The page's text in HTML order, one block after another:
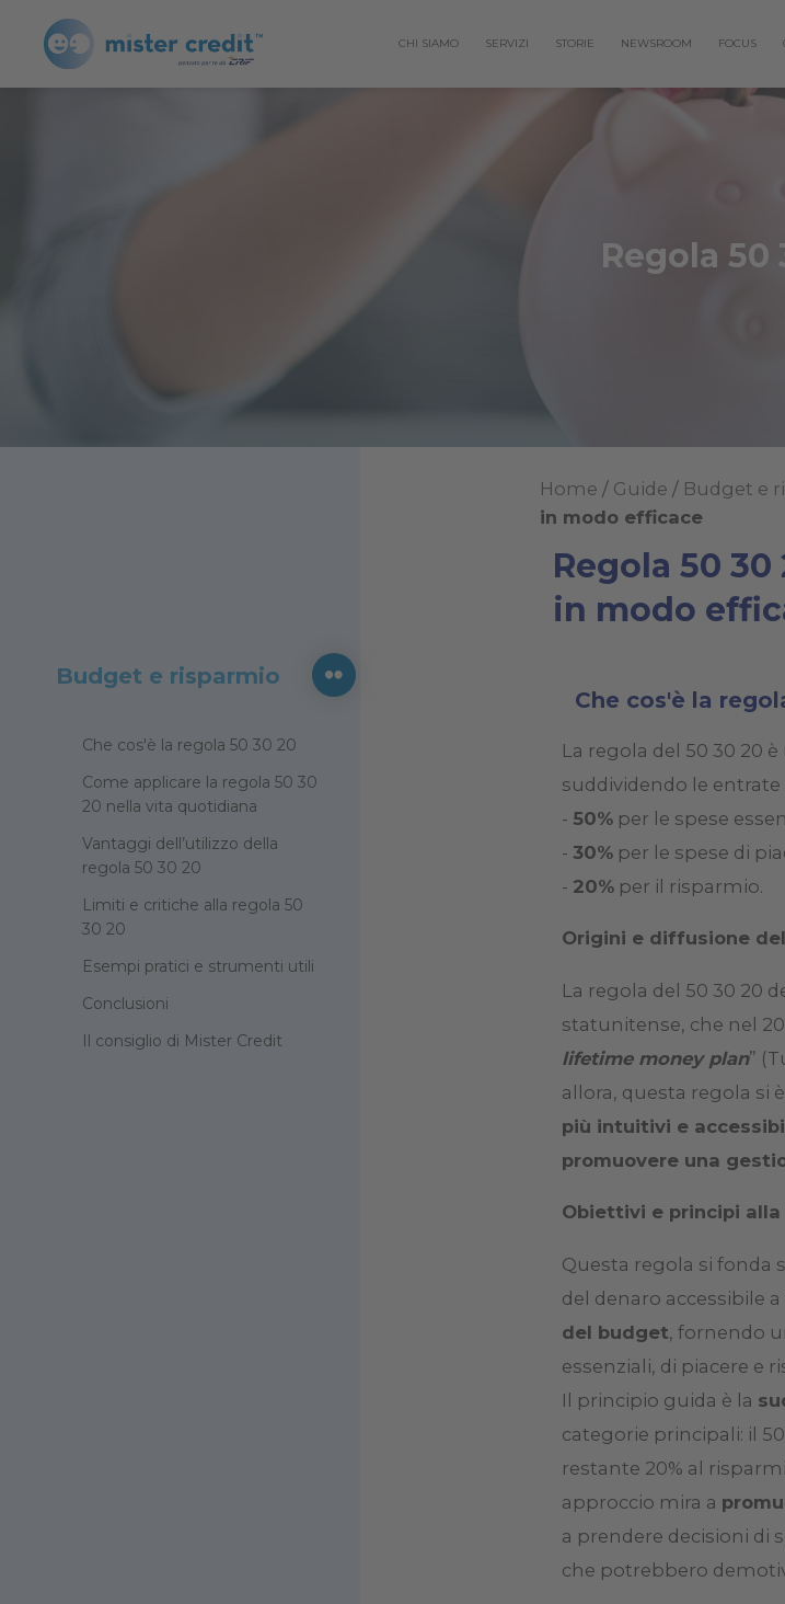
CHI SIAMO SERVIZI STORIE NEWSROOM FOCUS
Regola 50
Home / Guide / Budget e
in modo efficace
Regola 50
in modo
Budget e risparmio
Che cos'è la regola 50 30 20
Come applicare la regola 50 30
20 nella vita quotidiana
Vantaggi dell’utilizzo della
regola 50 30 20
Limiti e critiche alla regola 50
30 20
Esempi pratici e strumenti utili
Conclusioni
Il consiglio di Mister Credit
Che cos'è la
La regola del 50 30 20
suddividendo le
- 50% per le spese
- 30% per le spese di
- 20% per il risparmio.
Origini e diffusione
La regola del 50 30 20
statunitense, che nel
lifetime money plan”
allora, questa regola si
più intuitivi e
promuovere una
Obiettivi e principi alla
Questa regola si fonda
del denaro accessibile
del budget, fornendo
essenziali, di piacere e
Il principio guida è la
categorie principali: il
restante 20% al
approccio mira a
a prendere decisioni di
che potrebbero